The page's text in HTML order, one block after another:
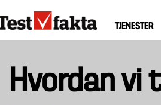
ny
TJENESTER
Hvordan vi